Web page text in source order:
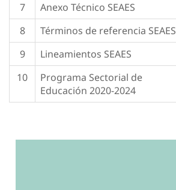
7
Anexo Técnico SEAES
8
Términos de referencia SEAES
9
Lineamientos SEAES
10
Programa Sectorial de
Educación 2020-2024